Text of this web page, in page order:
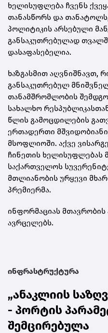
ხელისუფლება ჩვენს
თანასწორს და
პოლიტიკის არსებული
განსაკუთრებულად
დასაფასებელია.
ხაზგასმით აღვნიშნავთ,
განსაკუთრებულ
თანამშრომლობის
სახალხო
წლის გამოცდილების
ერთადერთი
მსოფლიოში. აქვე
ჩინეთის ხელისუფლებას
საქართველოს
მთლიანობის ურყევი
პრემიერმა.
ინფორმაციას მთავრობის
ავრცელებს.
ინფრასტრუქტურა
„ანაკლიის
- პორტის
შემცირებულა